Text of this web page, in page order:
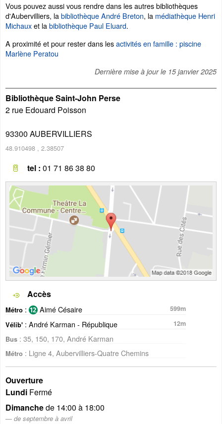
Vous pouvez aussi vous rendre dans les autres bibliothèques
d'Aubervilliers, labibliothèque André Breton, la médiathèque Henri
Michauxet labibliothèque Paul Eluard.
A proximité et pour rester dans lesactivités en famille : piscine
Marlène Peratou
Dernière mise à jour le 15 janvier 2025
Bibliothèque Saint-John Perse
2 rue Edouard Poisson
93300 AUBERVILLIERS
48.910498 , 2.38507
tel : 01 71 86 38 80
Accès
Métro : Aimé Césaire
599m
Vélib' : André Karman - République
12m
Bus : 35, 150, 170, André Karman
Métro : Ligne 4, Aubervilliers-Quatre Chemins
Ouverture
Lundi Fermé
Dimanchede 14:00 à 18:00
de septembre à avril